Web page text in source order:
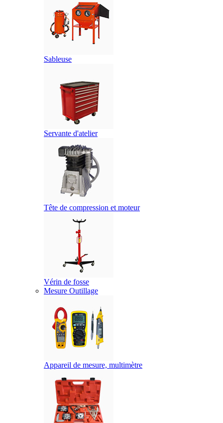
Sableuse
Servante d'atelier
Tête de compression et moteur
Vérin de fosse
Mesure Outillage
Appareil de mesure, multimètre